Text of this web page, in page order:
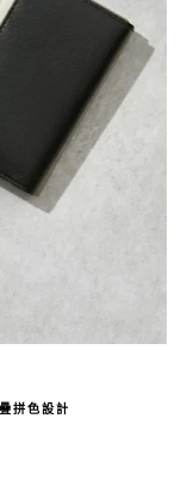
拼色設計